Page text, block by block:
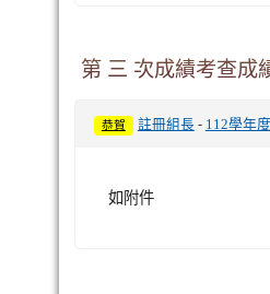
第 三 次成績考查成
恭賀 註冊組長- 112學年
如附件